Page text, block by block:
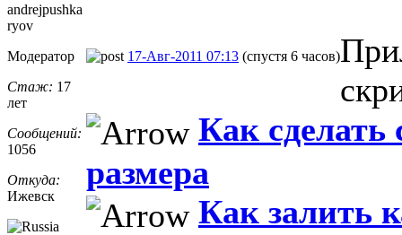
andrejpushka
ryov
Модератор
Стаж: 17
лет
Сообщений:
1056
Откуда:
Ижевск
17-Авг-2011 07:13 (спустя 6 часов)
Как
размера
Как залить